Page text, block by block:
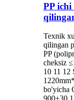
PP
Texnik
qilingan
PP
cheksiz
10 11 12
bo'yicha